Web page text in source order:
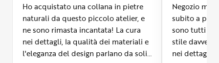
Ho acquistato una collana in pietre
naturali da questo piccolo atelier, e
ne sono rimasta incantata! La cura
nei dettagli, la qualità dei materiali e
l'eleganza del design parlano da soli.
Negozio
subito a
sono tutti
stile davvero
nei dettagli,